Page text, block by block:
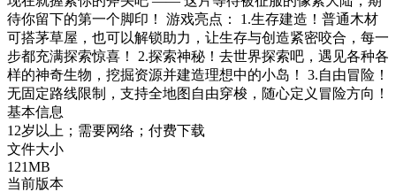
待你留下的第一个脚印！ 游戏亮点： 1.生存建造！普通木材
可搭茅草屋，也可以解锁助力，让生存与创造紧密咬合，每一
步都充满探索惊喜！ 2.探索神秘！去世界探索吧，遇见各种各
样的神奇生物，挖掘资源并建造理想中的小岛！ 3.自由冒险！
无固定路线限制，支持全地图自由穿梭，随心定义冒险方向！
基本信息
12岁以上；需要网络；付费下载
文件大小
121MB
当前版本